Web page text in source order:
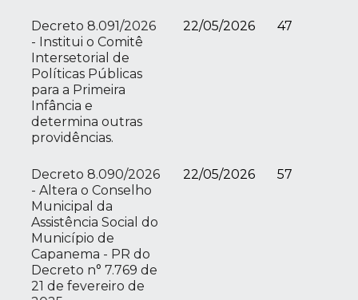
Decreto 8.091/2026
- Institui o Comitê
Intersetorial de
Políticas Públicas
para a Primeira
Infância e
determina outras
providências.
22/05/2026 47
Decreto 8.090/2026
- Altera o Conselho
Municipal da
Assistência Social do
Município de
Capanema - PR do
Decreto n° 7.769 de
21 de fevereiro de
22/05/2026 57